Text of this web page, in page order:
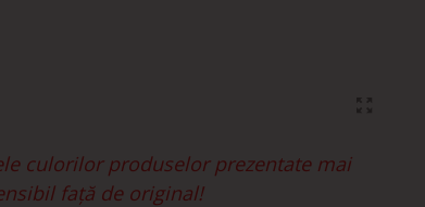
culorilor produselor prezentate mai
față de original!